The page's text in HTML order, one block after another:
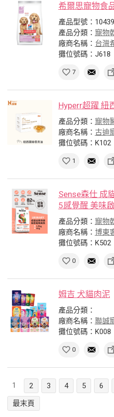
希爾思寵物食
產品型號：10439
產品分類： 寵物
廠商名稱： 台灣
攤位號碼：J618
7
Hyperr超躍 紐
產品分類： 寵物
廠商名稱： 古迪
攤位號碼：K102
1
Sense森仕 成
5感覺醒 美味
產品分類： 寵物
廠商名稱： 博東
攤位號碼：K502
0
姆吉 犬貓肉泥
產品分類：
廠商名稱： 聯誠
攤位號碼：K008
0
1 2 3 4 5 6
最末頁